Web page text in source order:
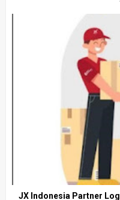
JX Indonesia Partner